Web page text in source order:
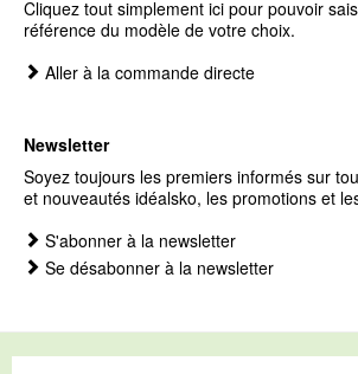
Cliquez tout simplement ici pour pouvoir
référence du modèle de votre choix.
Aller à la commande directe
Newsletter
Soyez toujours les premiers informés sur
et nouveautés idéalsko, les promotions et
S'abonner à la newsletter
Se désabonner à la newsletter